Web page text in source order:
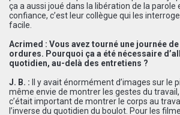
ça a aussi joué dans la libération de la parole
confiance, c’est leur collègue qui les
facile.
Acrimed : Vous avez tourné une journée
ordures. Pourquoi ça a été nécessaire
quotidien, au-delà des entretiens ?
J. B. : Il y avait énormément d’images sur le
même envie de montrer les gestes du
c’était important de montrer le corps au
l’inverse du quotidien du boulot. Pour les